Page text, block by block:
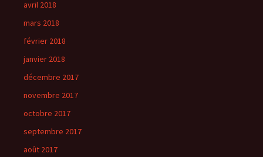
avril 2018
mars 2018
février 2018
janvier 2018
décembre 2017
novembre 2017
octobre 2017
septembre 2017
août 2017